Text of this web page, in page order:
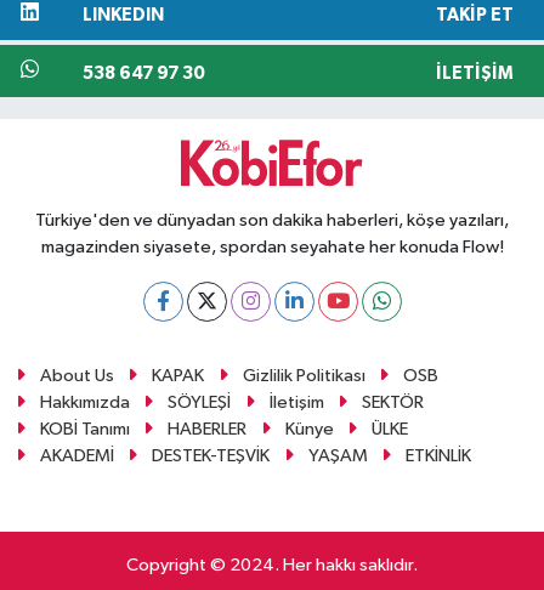
LINKEDIN TAKIP ET
538 647 97 30 İLETIŞIM
Türkiye'den ve dünyadan son dakika haberleri, köşe yazıları,
magazinden siyasete, spordan seyahate her konuda Flow!
About Us KAPAK Gizlilik Politikası
OSB
Hakkımızda
SÖYLEŞİ İletişim
SEKTÖR
KOBİ Tanımı
HABERLER Künye
ÜLKE
AKADEMİ
DESTEK-TEŞVİK YAŞAM ETKİNLİK
Copyright © 2024. Her hakkı saklıdır.